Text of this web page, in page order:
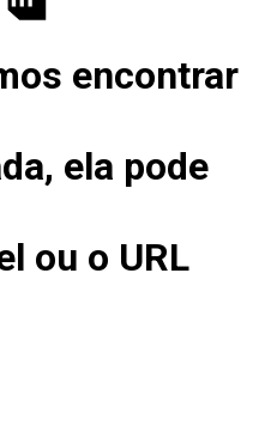
encontrar
ela pode
ou o URL